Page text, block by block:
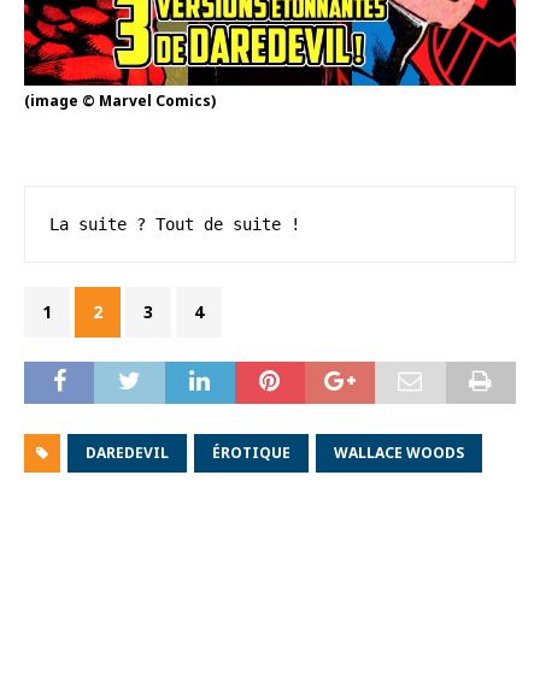
(image © Marvel Comics)
La suite ? Tout de suite !
1 2 3 4
DAREDEVIL ÉROTIQUE WALLACE WOODS